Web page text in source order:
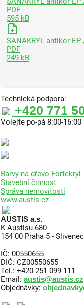
PDF
595 kB
SANAKRYL antikor
PDF
249 kB
Technická podpora:
+420 771
Volejte po-pá 8:00-16:00
Barvy na dřevo Fortekryl
Stavební činnost
Správa nemovitostí
www.austis.cz
AUSTIS a.s.
K Austisu 680
154 00 Praha 5 - Slivenec
IČ: 00550655
DIČ: CZ00550655
Tel.: +420 251 099 111
Email: austis@austis.cz
Objednávky: